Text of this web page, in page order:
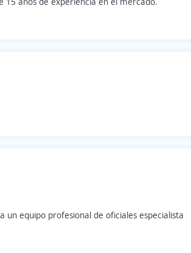
un equipo profesional de oficiales especialista